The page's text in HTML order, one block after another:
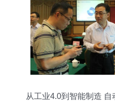
从工业4.0到智能制造